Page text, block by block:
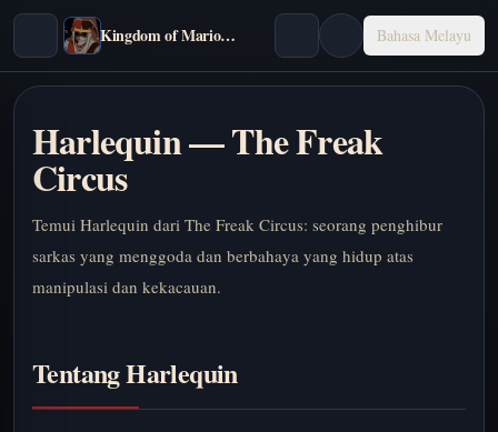
Kingdom of Marionettes Bahasa Melayu
Harlequin — The Freak
Circus
Temui Harlequin dari The Freak Circus: seorang penghibur
sarkas yang menggoda dan berbahaya yang hidup atas
manipulasi dan kekacauan.
Tentang Harlequin